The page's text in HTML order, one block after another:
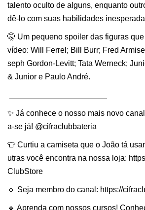
talento oculto de alguns, enquanto
dê-lo com suas habilidades
🤫 Um pequeno spoiler das figuras
vídeo: Will Ferrel; Bill Burr; Fred
seph Gordon-Levitt; Tata Werneck;
& Junior e Paulo André.
✨ Já conhece o nosso mais novo
a-se já! @cifraclubbateria
👕 Curtiu a camiseta que o João tá
utras você encontra na nossa loja:
ClubStore
🔹 Seja membro do canal: https://
🔹 Aprenda com nossos cursos!